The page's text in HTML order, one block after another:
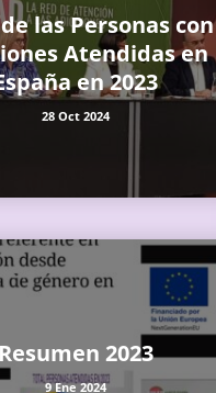
las Personas con
Atendidas en
en 2023
28 Oct 2024
Resumen 2023
9 Ene 2024